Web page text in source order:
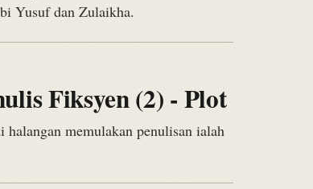
Yusuf dan Zulaikha.
Fiksyen (2) - Plot
halangan memulakan penulisan ialah